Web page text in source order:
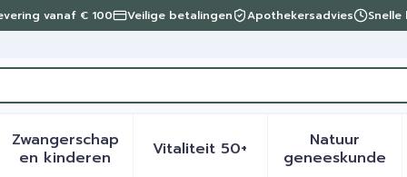
vanaf € 100 Veilige betalingen Apothekersadvies Snelle
verzorging en hygiëne categorie
voor Dieet, voeding en vitamines categorie
Zwangerschap
en kinderenToon submenu voor Zwangerschap en
Vitaliteit 50+Toon submenu voor
Natuur
geneeskunde
Toon